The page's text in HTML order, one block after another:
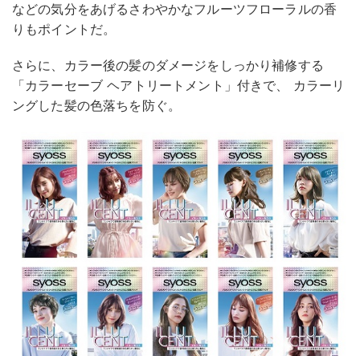
などの気分をあげるさわやかなフルーツフローラルの香
りもポイントだ。
さらに、カラー後の髪のダメージをしっかり補修する
「カラーセーブ ヘアトリートメント」付きで、 カラーリ
ングした髪の色落ちを防ぐ。